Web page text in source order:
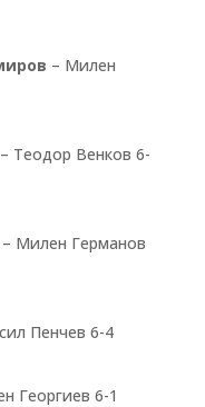
– Милен
– Теодор Венков 6-
– Милен Германов
Пенчев 6-4
Георгиев 6-1